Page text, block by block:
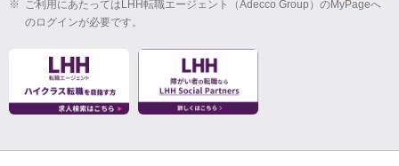
※ ご利用にあたってはLHH転職エージェント（Adecco Group）のMyPageへ
のログインが必要です。